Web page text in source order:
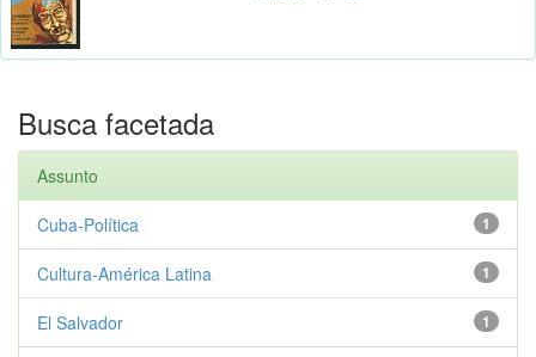
Busca facetada
Assunto
1
Cuba-Política
1
Cultura-América Latina
1
El Salvador